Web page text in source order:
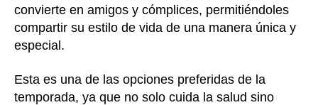
convierte en amigos y cómplices, permitiéndoles
compartir su estilo de vida de una manera única y
especial.
Esta es una de las opciones preferidas de la
temporada, ya que no solo cuida la salud sino